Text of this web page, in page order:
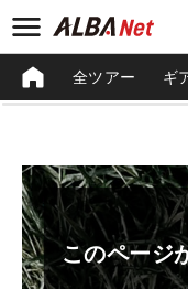
全ツアー ギ
このページ